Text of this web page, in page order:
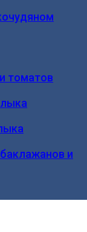
томатов
и